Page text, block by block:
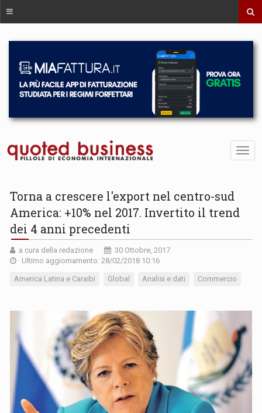
Torna a crescere l'export nel centro-sud
America: +10% nel 2017. Invertito il trend
dei 4 anni precedenti
a cura della redazione
30 Ottobre, 2017
Ultimo aggiornamento: 28/02/2018 10:16
America Latina e Caraibi Global Analisi e dati Commercio